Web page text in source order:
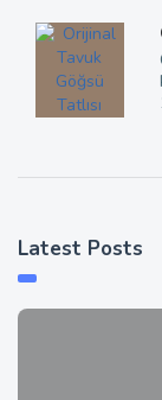
Latest Posts